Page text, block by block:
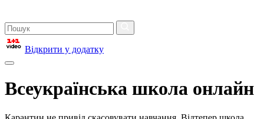
Відкрити у додатку
Всеукраїнська школа онлайн